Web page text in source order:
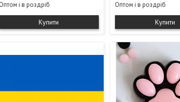
Оптом і в роздріб
Купити
Оптом і в роздріб
Купити